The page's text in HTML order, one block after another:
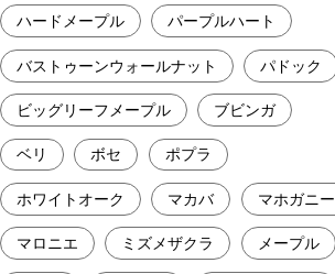
ハードメープル パープルハート
バストゥーンウォールナット パドック
ビッグリーフメープル ブビンガ
ベリ ボセ ポプラ
ホワイトオーク マカバ マホガニー
マロニエ ミズメザクラ メープル